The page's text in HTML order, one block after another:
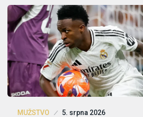
MUŽSTVO 5. srpna 2026